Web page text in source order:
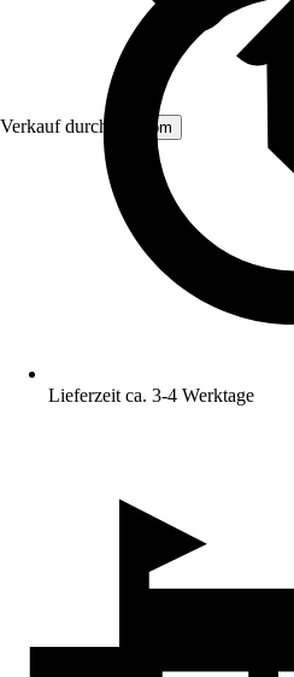
Verkauf durch: Aosom
Lieferzeit ca. 3-4 Werktage